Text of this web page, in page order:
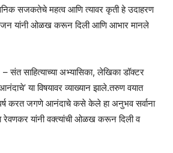
सजकतेचे महत्व आणि त्यावर कृती हे उदाहरण
यांनी ओळख करून दिली आणि आभार मानले
साहित्याच्या अभ्यासिका, लेखिका डॉक्टर
या विषयावर व्याख्यान झाले.तरुण वयात
करत जगणे आनंदाचे कसे केले हा अनुभव सर्वाना
रेवणकर यांनी वक्त्यांची ओळख करून दिली व